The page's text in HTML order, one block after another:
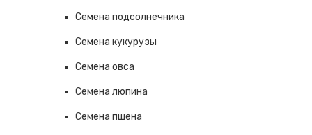
Семена подсолнечника
Семена кукурузы
Семена овса
Семена люпина
Семена пшена